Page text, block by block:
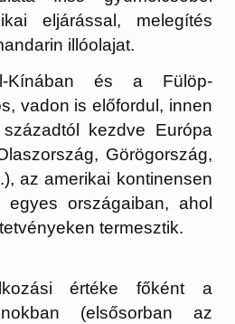
eljárással, melegítés
illóolajat.
Kínában és a Fülöp-
vadon is előfordul, innen
kezdve Európa
Görögország,
az amerikai kontinensen
egyes országaiban, ahol
termesztik.
értéke főként a
(elsősorban az